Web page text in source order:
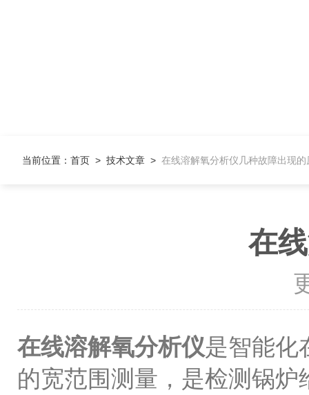
当前位置： 首页 > 技术文章 > 在线溶解氧分析仪几种故障出现的
在
在线溶解氧分析仪是智能化
的宽范围测量，是检测锅